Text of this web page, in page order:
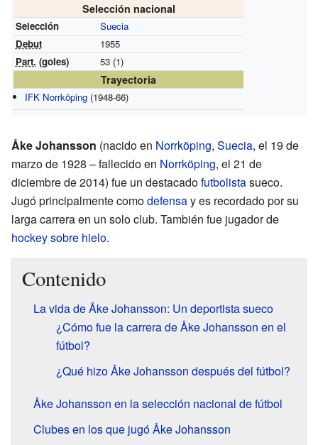
Selección nacional
Selección
Suecia
Debut
1955
Part. (goles) 53 (1)
Trayectoria
IFK Norrköping (1948-66)
Åke Johansson (nacido en Norrköping, Suecia, el 19 de
marzo de 1928 – fallecido en Norrköping, el 21 de
diciembre de 2014) fue un destacadofutbolistasueco.
Jugó principalmente comodefensay es recordado por su
larga carrera en un solo club. También fue jugador de
hockey sobre hielo.
Contenido
La vida de Åke Johansson: Un deportista sueco
¿Cómo fue la carrera de Åke Johansson en el
fútbol?
¿Qué hizo Åke Johansson después del fútbol?
Åke Johansson en la selección nacional de fútbol
Clubes en los que jugó Åke Johansson